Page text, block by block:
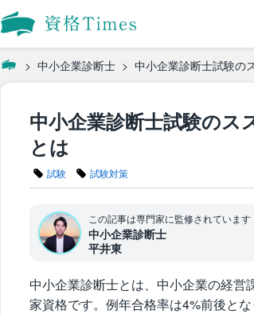
中小企業診断士 中小企業診断士試験の
中小企業診断士試験のス
とは
試験 試験対策
この記事は専門家に監修されています
中小企業診断士
平井東
中小企業診断士とは、中小企業の経営
家資格です。例年合格率は4%前後と